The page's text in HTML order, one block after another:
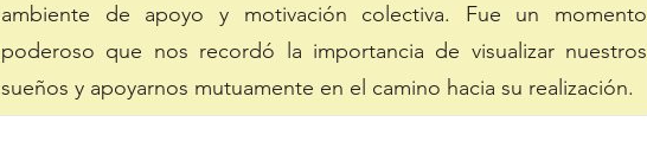
ambiente de apoyo y motivación colectiva. Fue un momento
poderoso que nos recordó la importancia de visualizar nuestros
sueños y apoyarnos mutuamente en el camino hacia su realización.